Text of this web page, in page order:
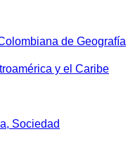
de Geografía
y el Caribe
Sociedad